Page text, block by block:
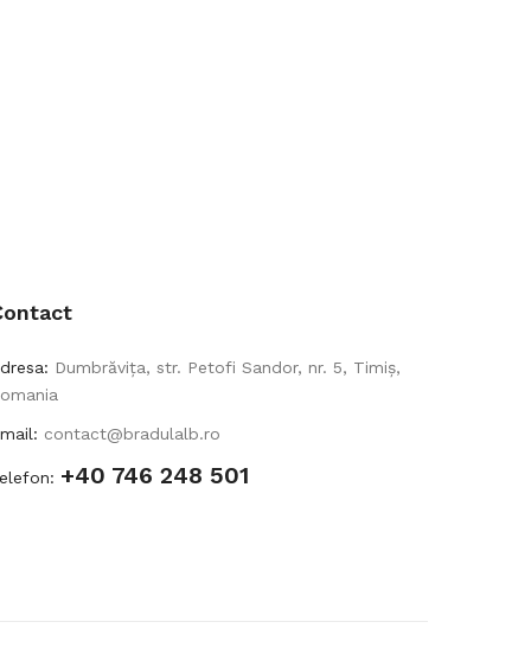
Dumbrăvița, str. Petofi Sandor, nr. 5, Timiș,
contact@bradulalb.ro
+40 746 248 501